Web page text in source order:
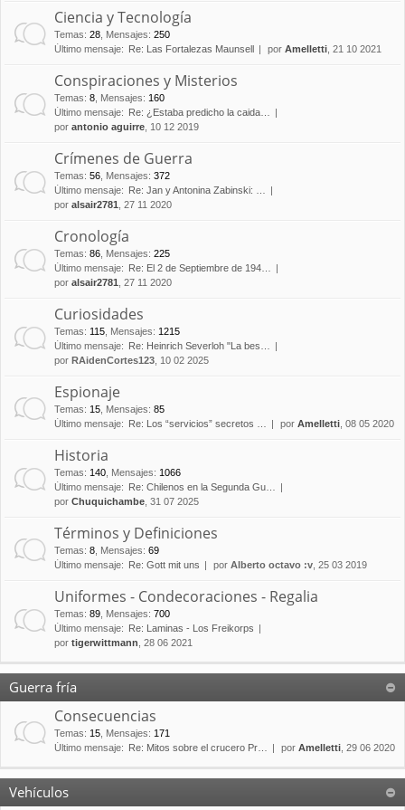
Ciencia y Tecnología
Temas: 28 Mensajes: 250
Último mensaje:
Re: Las Fortalezas Maunsell por Amelletti , 21 10 2021
Conspiraciones y Misterios
Temas: 8 Mensajes: 160
Último mensaje:
Re: ¿Estaba predicho la caida…
por antonio aguirre , 10 12 2019
Crímenes de Guerra
Temas: 56 Mensajes: 372
Último mensaje:
Re: Jan y Antonina Zabinski: …
por alsair2781 , 27 11 2020
Cronología
Temas: 86 Mensajes: 225
Último mensaje:
Re: El 2 de Septiembre de 194…
por alsair2781 , 27 11 2020
Curiosidades
Temas: 115 Mensajes: 1215
Último mensaje:
Re: Heinrich Severloh "La bes…
por RAidenCortes123 , 10 02 2025
Espionaje
Temas: 15 Mensajes: 85
Último mensaje:
Re: Los “servicios” secretos … por Amelletti , 08 05 2020
Historia
Temas: 140 Mensajes: 1066
Último mensaje:
Re: Chilenos en la Segunda Gu…
por Chuquichambe , 31 07 2025
Términos y Definiciones
Temas: 8 Mensajes: 69
Último mensaje:
Re: Gott mit uns por Alberto octavo :v , 25 03 2019
Uniformes - Condecoraciones - Regalia
Temas: 89 Mensajes: 700
Último mensaje:
Re: Laminas - Los Freikorps
por tigerwittmann , 28 06 2021
Guerra fría
Consecuencias
Temas: 15 Mensajes: 171
Último mensaje:
Re: Mitos sobre el crucero Pr… por Amelletti , 29 06 2020
Vehículos